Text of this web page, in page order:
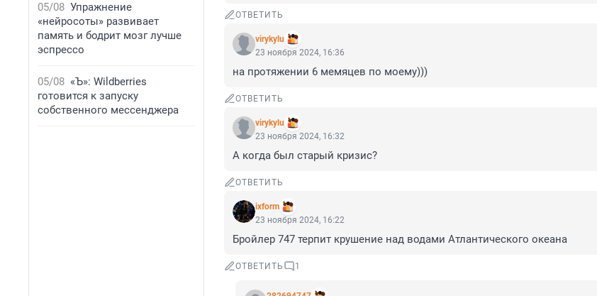
05/08 Упражнение
«нейросоты» развивает
память и бодрит мозг лучше
эспрессо
05/08 «Ъ»: Wildberries
готовится к запуску
собственного мессенджера
ОТВЕТИТЬ
virykylu
23 ноября 2024, 16:36
на протяжении 6 мемяцев по моему)))
ОТВЕТИТЬ
virykylu
23 ноября 2024, 16:32
А когда был старый кризис?
ОТВЕТИТЬ
ixform
23 ноября 2024, 16:22
Бройлер 747 терпит крушение над водами Атлантического океана
ОТВЕТИТЬ 1